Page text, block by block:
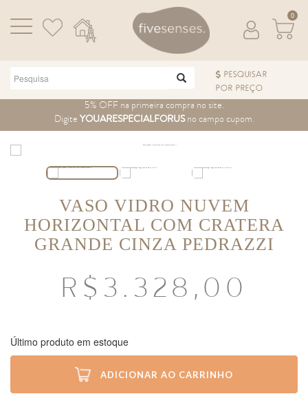
Pular para o conteúdo5% OFF na primeira compra no site.
Digite YOUARESPECIALFORUSno campo cupom.
0
PESQUISAR
POR PREÇO
VASO VIDRO NUVEM
HORIZONTAL COM CRATERA
GRANDE CINZA PEDRAZZI
R$ 3.328,00
Último produto em estoque
ADICIONAR AO CARRINHO